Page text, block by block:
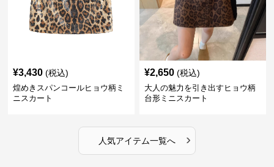
¥3,430 (税込)
煌めきスパンコールヒョウ柄ミ
ニスカート
¥2,650 (税込)
大人の魅力を引き出すヒョウ柄
台形ミニスカート
人気アイテム一覧へ ›